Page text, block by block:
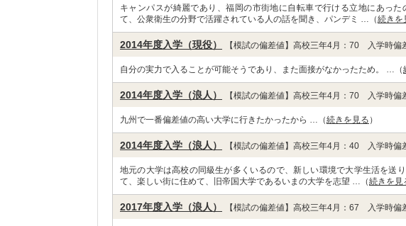
キャンパスが綺麗であり、福岡の市街地に自転車で行ける立地にあっ
て、公衆衛生の分野で活躍されている人の話を聞き、パンデミ …（続きを
2014年度入学（現役） 【模試の偏差値】高校三年4月：70 入学時偏
自分の実力で入ることが可能そうであり、また面接がなかったため。 …（
2014年度入学（浪人） 【模試の偏差値】高校三年4月：70 入学時偏
九州で一番偏差値の高い大学に行きたかったから …（続きを見る ）
2014年度入学（浪人） 【模試の偏差値】高校三年4月：40 入学時偏
地元の大学は高校の同級生が多くいるので、新しい環境で大学生活を送
て、楽しい街に住めて、旧帝国大学であるいまの大学を志望 …（続きを見
2017年度入学（浪人） 【模試の偏差値】高校三年4月：67 入学時偏